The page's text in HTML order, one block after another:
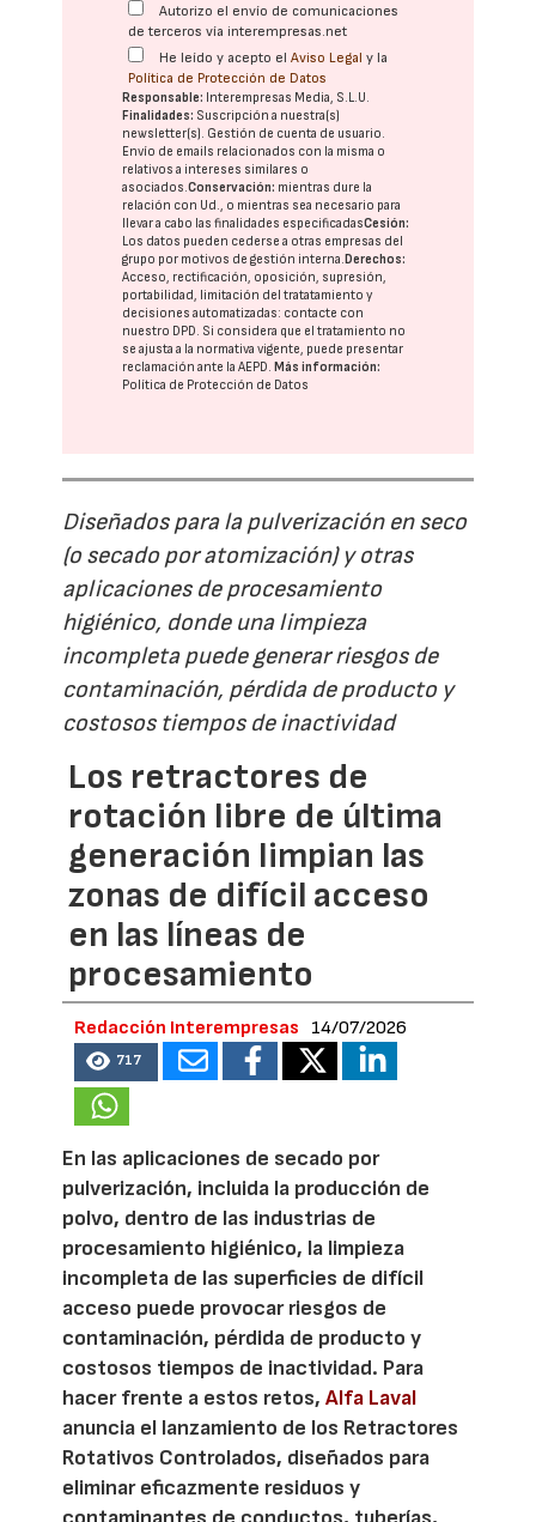
Autorizo el envío de comunicaciones
de terceros vía interempresas.net
He leído y acepto elAviso Legal y la
Política de Protección de Datos
Responsable: Interempresas Media, S.L.U.
Finalidades: Suscripción a nuestra(s)
newsletter(s). Gestión de cuenta de usuario.
Envío de emails relacionados con la misma o
relativos a intereses similares o
asociados.Conservación: mientras dure la
relación con Ud., o mientras sea necesario para
llevar a cabo las finalidades especificadasCesión:
Los datos pueden cederse a otras empresas del
grupo por motivos de gestión interna. Derechos:
Acceso, rectificación, oposición, supresión,
portabilidad, limitación del tratatamiento y
decisiones automatizadas: contacte con
nuestro DPD. Si considera que el tratamiento no
se ajusta a la normativa vigente, puede presentar
reclamación ante laAEPD. Más información:
Política de Protección de Datos
Diseñados para la pulverización en seco
(o secado por atomización) y otras
aplicaciones de procesamiento
higiénico, donde una limpieza
incompleta puede generar riesgos de
contaminación, pérdida de producto y
costosos tiempos de inactividad
Los retractores de
rotación libre de última
generación limpian las
zonas de difícil acceso
en las líneas de
procesamiento
Redacción Interempresas 14/07/2026
717
En las aplicaciones de secado por
pulverización, incluida la producción de
polvo, dentro de las industrias de
procesamiento higiénico, la limpieza
incompleta de las superficies de difícil
acceso puede provocar riesgos de
contaminación, pérdida de producto y
costosos tiempos de inactividad. Para
hacer frente a estos retos,Alfa Laval
anuncia el lanzamiento de los Retractores
Rotativos Controlados, diseñados para
eliminar eficazmente residuos y